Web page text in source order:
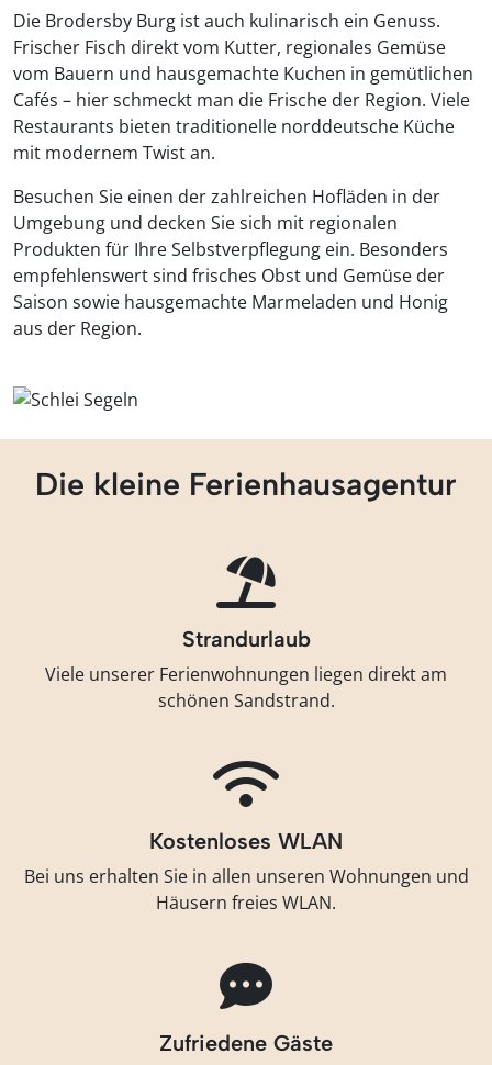
Die Brodersby Burg ist auch kulinarisch ein Genuss.
Frischer Fisch direkt vom Kutter, regionales Gemüse
vom Bauern und hausgemachte Kuchen in gemütlichen
Cafés – hier schmeckt man die Frische der Region. Viele
Restaurants bieten traditionelle norddeutsche Küche
mit modernem Twist an.
Besuchen Sie einen der zahlreichen Hofläden in der
Umgebung und decken Sie sich mit regionalen
Produkten für Ihre Selbstverpflegung ein. Besonders
empfehlenswert sind frisches Obst und Gemüse der
Saison sowie hausgemachte Marmeladen und Honig
aus der Region.
Die kleine Ferienhausagentur
Strandurlaub
Viele unserer Ferienwohnungen liegen direkt am
schönen Sandstrand.
Kostenloses WLAN
Bei uns erhalten Sie in allen unseren Wohnungen und
Häusern freies WLAN.
Zufriedene Gäste